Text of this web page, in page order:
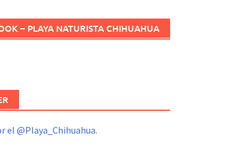
– PLAYA NATURISTA CHIHUAHUA
el @Playa_Chihuahua.